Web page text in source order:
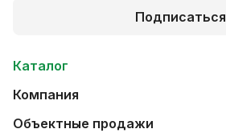
Подписаться
Каталог
Компания
Объектные продажи